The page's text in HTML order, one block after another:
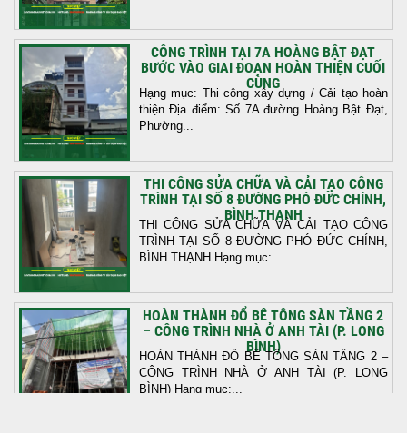
CÔNG TRÌNH TẠI 7A HOÀNG BẬT ĐẠT
BƯỚC VÀO GIAI ĐOẠN HOÀN THIỆN CUỐI
CÙNG
Hạng mục: Thi công xây dựng / Cải tạo hoàn
thiện Địa điểm: Số 7A đường Hoàng Bật Đạt,
Phường...
THI CÔNG SỬA CHỮA VÀ CẢI TẠO CÔNG
TRÌNH TẠI SỐ 8 ĐƯỜNG PHÓ ĐỨC CHÍNH,
BÌNH THẠNH
THI CÔNG SỬA CHỮA VÀ CẢI TẠO CÔNG
TRÌNH TẠI SỐ 8 ĐƯỜNG PHÓ ĐỨC CHÍNH,
BÌNH THẠNH Hạng mục:...
HOÀN THÀNH ĐỔ BÊ TÔNG SÀN TẦNG 2
– CÔNG TRÌNH NHÀ Ở ANH TÀI (P. LONG
BÌNH)
HOÀN THÀNH ĐỔ BÊ TÔNG SÀN TẦNG 2 –
CÔNG TRÌNH NHÀ Ở ANH TÀI (P. LONG
BÌNH) Hạng mục:...